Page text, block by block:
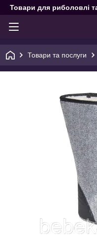
Товари для риболовлі
Товари та послуги